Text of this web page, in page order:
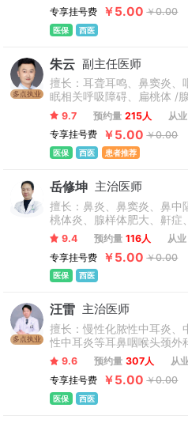
专享挂号费
￥5.00 ￥0.00
医保 西医
多点执业
朱云 副主任医师
擅长：耳聋耳鸣、鼻窦炎、
眠相关呼吸障碍、扁桃体 /
和多发病的治疗有丰富的临
眠呼吸暂停(OSA)的个性化
非手术治疗，如无创正压通
9.7 预约量 215人 从业
专享挂号费
￥5.00 ￥0.00
医保 西医 患者推荐
岳修坤 主治医师
擅长：鼻炎、鼻窦炎、鼻中
桃体炎、腺样体肥大、鼾症
喉肿瘤等症状的诊治。过敏
耳鼻喉疾病，对中耳炎、传
梅尼埃综合征等诊断和治疗
9.4 预约量 116人 从业
专享挂号费
￥5.00 ￥0.00
医保 西医
多点执业
汪雷 主治医师
擅长：慢性化脓性中耳炎、
性中耳炎等耳鼻咽喉头颈外
耳显微外科与耳内镜微创手
恶性肿瘤、听神经瘤、颈静
眩晕性疾病的内科与外科治
9.6 预约量 307人 从
专享挂号费
￥5.00 ￥0.00
医保 西医